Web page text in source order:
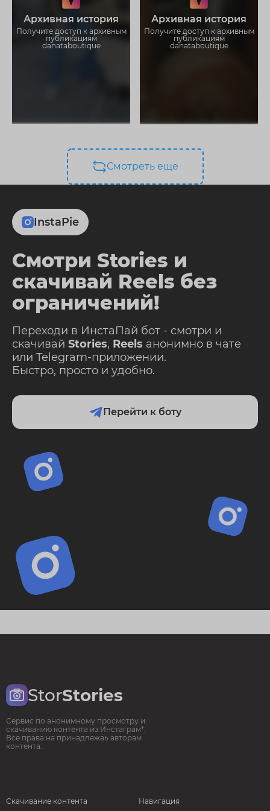
Архивная история
Получите доступ к архивным
публикациям
danataboutique
Не отвлекайтесь на рекламу
Загружайте истории без
ограничений
Архивная история
Получите доступ к архивным
публикациям
danataboutique
Не отвлекайтесь на рекламу
Загружайте истории без
ограничений
Смотреть еще
InstaPie
Смотри Stories и
скачивай Reels без
ограничений!
Переходи в ИнстаПай бот - смотри и
скачивай Stories, Reels анонимно в чате
или Telegram-приложении.
Быстро, просто и удобно.
Перейти к боту
StorStories
Сервис по анонимному просмотру и
скачиванию контента из Инстаграм*.
Все права на принадлежаь авторам
контента.
Скачивание контента Навигация